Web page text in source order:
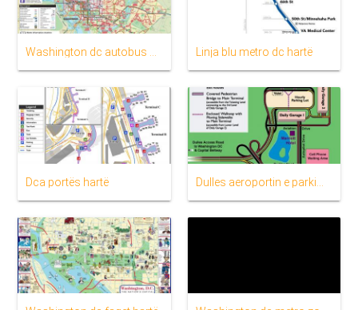
Linja blu metro dc hartë
Dca portës hartë